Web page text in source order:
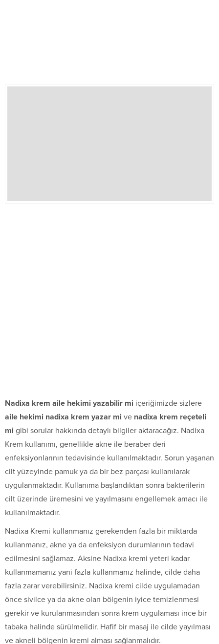
Nadixa krem aile hekimi yazabilir mi içeriğimizde sizlere
aile hekimi nadixa krem yazar mi ve nadixa krem reçeteli
mi gibi sorular hakkında detaylı bilgiler aktaracağız. Nadixa
Krem kullanımı, genellikle akne ile beraber deri
enfeksiyonlarının tedavisinde kullanılmaktadır. Sorun yaşanan
cilt yüzeyinde pamuk ya da bir bez parçası kullanılarak
uygulanmaktadır. Kullanıma başlandıktan sonra bakterilerin
cilt üzerinde üremesini ve yayılmasını engellemek amacı ile
kullanılmaktadır.
Nadixa Kremi kullanmanız gerekenden fazla bir miktarda
kullanmanız, akne ya da enfeksiyon durumlarının tedavi
edilmesini sağlamaz. Aksine Nadixa kremi yeteri kadar
kullanmamanız yani fazla kullanmanız halinde, cilde daha
fazla zarar verebilirsiniz. Nadixa kremi cilde uygulamadan
önce sivilce ya da akne olan bölgenin iyice temizlenmesi
gerekir ve kurulanmasından sonra krem uygulaması ince bir
tabaka halinde sürülmelidir. Hafif bir masaj ile cilde yayılması
ve akneli bölgenin kremi alması sağlanmalıdır.